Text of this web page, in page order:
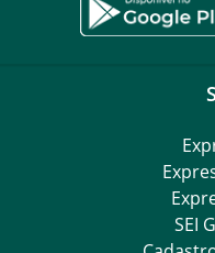
SEI